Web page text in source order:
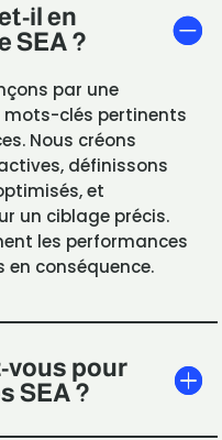
il en
SEA ?
par une
mots-clés pertinents
Nous créons
définissons
et
un ciblage précis.
les performances
conséquence.
vous pour
SEA ?